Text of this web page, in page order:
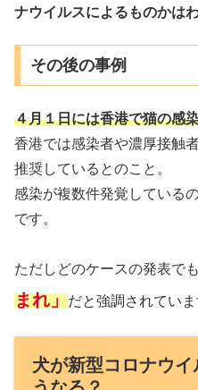
ナウイルスによるものかは
その後の事例
４月１日には香港で猫の感
香港では感染者や濃厚接触
推奨しているとのこと。
感染が複数件発覚している
です。
ただしどのケースの発表でも
まれ」だと強調されていま
犬が新型コロナウ